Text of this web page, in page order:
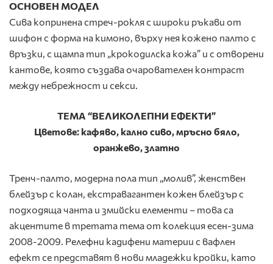
ОСНОВЕН МОДЕЛ
Сива копринена стреч-рокля с широки ръкави от
шифон с форма на кимоно, върху нея кожено палто с
връзки, с щампа тип „крокодилска кожа” и с отворени
кантове, която създава очарователен контраст
между небрежност и секси.
ТЕМА “ВЕЛИКОЛЕПНИ ЕФЕКТИ”
Цветове: кафяво, кално сиво,мръсно бяло,
оранжево,златно
Тренч-палто, модерна пола тип „молив”, женствен
блейзър с колан, екстравагантен кожен блейзър с
подходяща чанта и змийски елементи – това са
акцентите в третата тема от колекция есен-зима
2008-2009. Релефни кадифени материи с вафлен
ефект се представят в нови младежки кройки, като